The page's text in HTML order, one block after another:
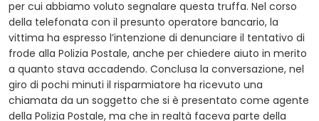
per cui abbiamo voluto segnalare questa truffa. Nel corso
della telefonata con il presunto operatore bancario, la
vittima ha espresso l’intenzione di denunciare il tentativo di
frode alla Polizia Postale, anche per chiedere aiuto in merito
a quanto stava accadendo. Conclusa la conversazione, nel
giro di pochi minuti il risparmiatore ha ricevuto una
chiamata da un soggetto che si è presentato come agente
della Polizia Postale, ma che in realtà faceva parte della